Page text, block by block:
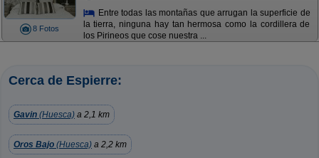
8 Fotos
Entre todas las montañas que arrugan la superficie de
la tierra, ninguna hay tan hermosa como la cordillera de
los Pirineos que cose nuestra ...
Cerca de Espierre:
Gavin (Huesca) a 2,1 km
Oros Bajo (Huesca) a 2,2 km